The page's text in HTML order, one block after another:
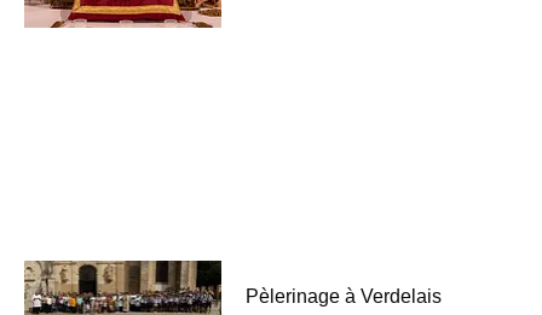
Pèlerinage à Verdelais